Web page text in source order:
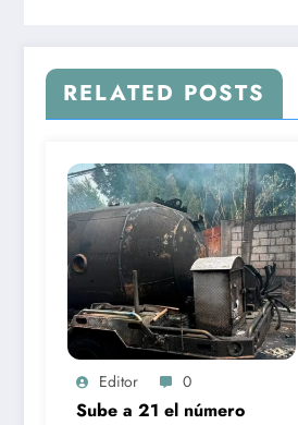
RELATED POSTS
Editor 0
Sube a 21 el número